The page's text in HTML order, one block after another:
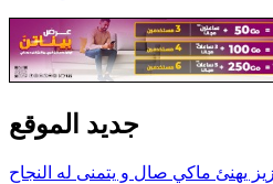
جديد الموقع
يهنئ ماكي صال و يتمنى له النجاح